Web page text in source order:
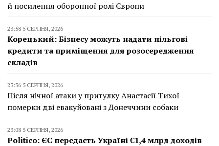
й посилення оборонної ролі Європи
23:58 5 СЕРПНЯ, 2026
Корецький: Бізнесу можуть надати пільгові
кредити та приміщення для розосередження
складів
23:36 5 СЕРПНЯ, 2026
Після нічної атаки у притулку Анастасії Тихої
померки дві евакуйовані з Донеччини собаки
23:08 5 СЕРПНЯ, 2026
Politico: ЄС передасть Україні €1,4 млрд доходів